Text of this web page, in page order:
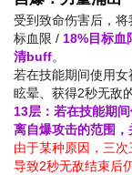
受到致命伤害后，
标血限 / 18%目标血
清buff。
若在技能期间使用
眩晕、获得2秒无敌
13层：若在技能期
离自爆攻击的范围，
由于某种原因，三
导致2秒无敌结束后